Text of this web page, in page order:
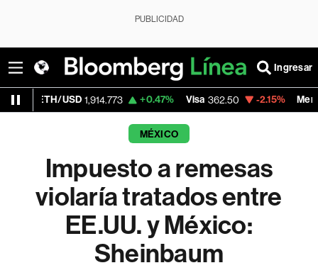
PUBLICIDAD
Ingresar
1,914.773 +0.47% Visa 362.50 -2.15% MercadoLibre
MÉXICO
Impuesto a remesas
violaría tratados entre
EE.UU. y México:
Sheinbaum